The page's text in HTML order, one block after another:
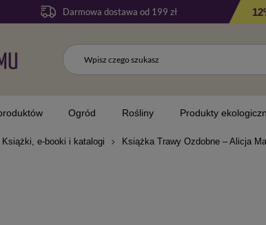
Darmowa dostawa od 199 zł
Ogród Rośliny Produkty
Książki, e-booki i katalogi Książka Trawy Ozdobne – Alicja
Cechy produktu Pytania klientów